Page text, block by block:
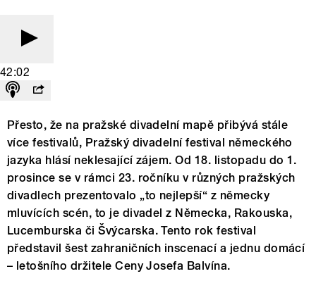
42:02
Přesto, že na pražské divadelní mapě přibývá stále
více festivalů, Pražský divadelní festival německého
jazyka hlásí neklesající zájem. Od 18. listopadu do 1.
prosince se v rámci 23. ročníku v různých pražských
divadlech prezentovalo „to nejlepší“ z německy
mluvících scén, to je divadel z Německa, Rakouska,
Lucemburska či Švýcarska. Tento rok festival
představil šest zahraničních inscenací a jednu domácí
– letošního držitele Ceny Josefa Balvína.